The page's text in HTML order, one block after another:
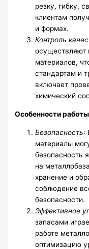
резку, гибку,
клиентам
и формах.
Контроль
осуществляют
материалов,
стандартам и
включает
химический
Особенности
Безопасность:
материалы
безопасность
на
хранение и
соблюдение
безопасности.
Эффективное
запасами
работе
оптимизацию